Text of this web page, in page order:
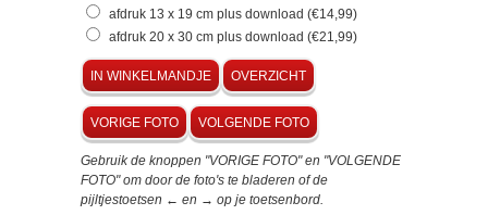
afdruk 13 x 19 cm plus download (€14,99)
afdruk 20 x 30 cm plus download (€21,99)
IN WINKELMANDJE OVERZICHT
VORIGE FOTO VOLGENDE FOTO
Gebruik de knoppen "VORIGE FOTO" en "VOLGENDE
FOTO" om door de foto's te bladeren of de
pijltjestoetsen ← en → op je toetsenbord.